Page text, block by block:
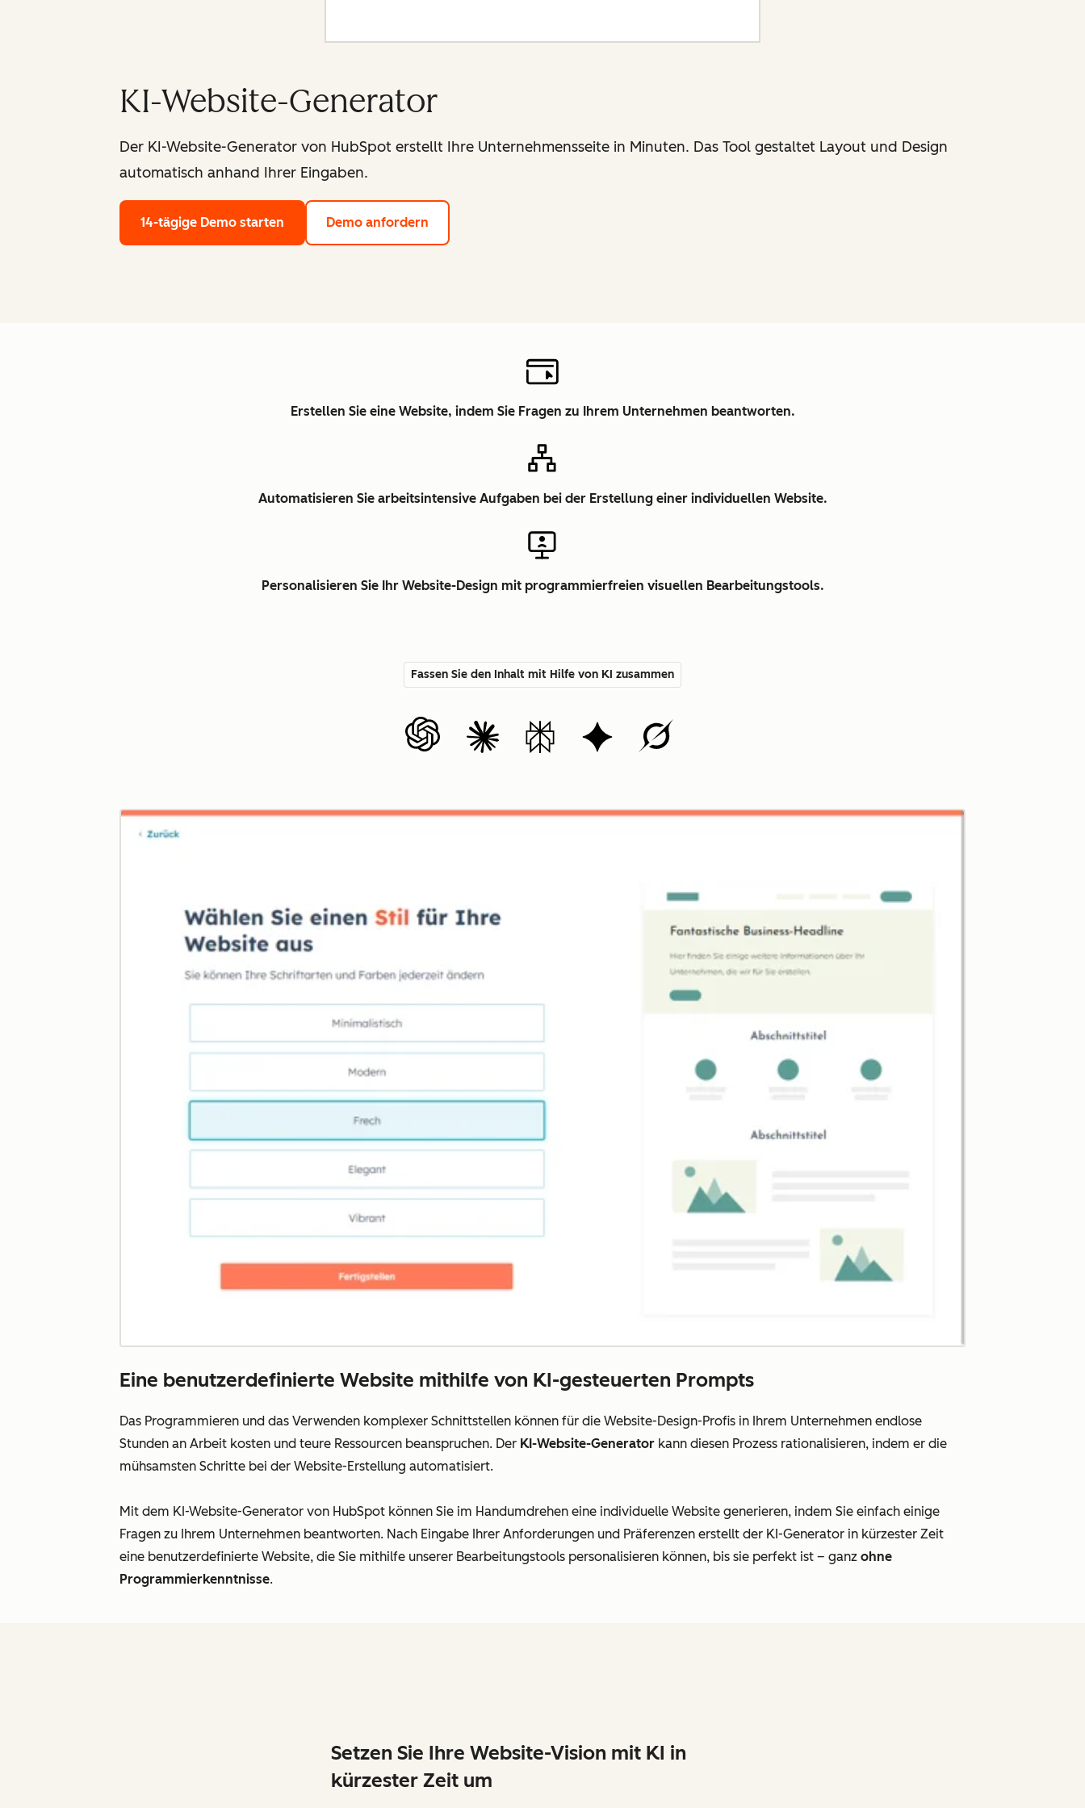
KI-Website-Generator
Der KI-Website-Generator von HubSpot erstellt Ihre Unternehmensseite in Minuten. Das Tool gestaltet Layout und Design
automatisch anhand Ihrer Eingaben.
14-tägige Demo starten Demo anfordern
Erstellen Sie eine Website, indem Sie Fragen zu Ihrem Unternehmen beantworten.
Automatisieren Sie arbeitsintensive Aufgaben bei der Erstellung einer individuellen Website.
Personalisieren Sie Ihr Website-Design mit programmierfreien visuellen Bearbeitungstools.
Fassen Sie den Inhalt mit Hilfe von KI zusammen
Eine benutzerdefinierte Website mithilfe von KI-gesteuerten Prompts
Das Programmieren und das Verwenden komplexer Schnittstellen können für die Website-Design-Profis in Ihrem Unternehmen endlose
Stunden an Arbeit kosten und teure Ressourcen beanspruchen. Der KI-Website-Generator kann diesen Prozess rationalisieren, indem er die
mühsamsten Schritte bei der Website-Erstellung automatisiert.
Mit dem KI-Website-Generator von HubSpot können Sie im Handumdrehen eine individuelle Website generieren, indem Sie einfach einige
Fragen zu Ihrem Unternehmen beantworten. Nach Eingabe Ihrer Anforderungen und Präferenzen erstellt der KI-Generator in kürzester Zeit
eine benutzerdefinierte Website, die Sie mithilfe unserer Bearbeitungstools personalisieren können, bis sie perfekt ist – ganz ohne
Programmierkenntnisse.
Setzen Sie Ihre Website-Vision mit KI in
kürzester Zeit um